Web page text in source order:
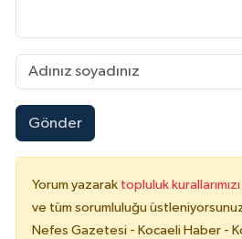
Gönder
Yorum yazarak topluluk kurallarımızı
ve tüm sorumluluğu
Nefes Gazetesi - Kocaeli Haber -